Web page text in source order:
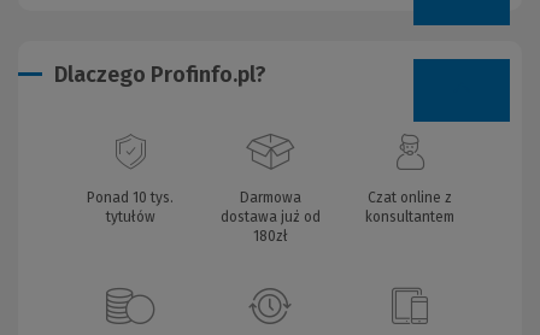
Dlaczego Profinfo.pl?
Ponad 10 tys.
tytułów
Darmowa
dostawa już od
180zł
Czat online z
konsultantem